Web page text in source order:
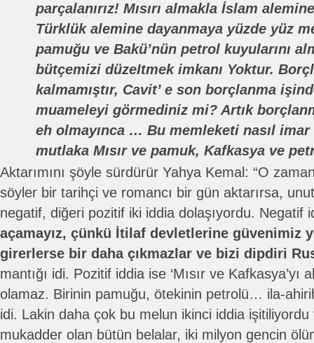
parçalanırız! Mısırı almakla İslam
Türklük alemine dayanmaya yüzde yüz
pamuğu ve Bakü’nün petrol kuyularını
bütçemizi düzeItmek imkanı Yoktur.
kalmamıştır, Cavit’ e son borçlanma
muameleyi görmediniz mi? Artık
eh olmayınca … Bu memleketi nasıl imar
mutlaka Mısır ve pamuk, Kafkasya ve
Aktarımını şöyle sürdürür Yahya Kemal: “O
söyler bir tarihçi ve romancı bir gün aktarırsa,
negatif, diğeri pozitif iki iddia dolaşıyordu. Negatif
açamayız, çünkü İtilaf devletlerine güvenimiz
girerlerse bir daha çıkmazlar ve bizi dipdiri
mantığı idi. Pozitif iddia ise ‘Mısır ve Kafkasya’yı
olamaz. Birinin pamuğu, ötekinin petrolü… ila-
idi. Lakin daha çok bu melun ikinci iddia işitiliyordu
mukadder olan bütün belalar, iki milyon gencin